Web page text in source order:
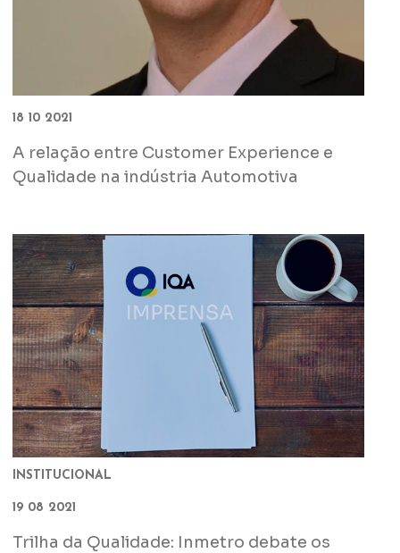
18 10 2021
A relação entre Customer Experience e
Qualidade na indústria Automotiva
INSTITUCIONAL
19 08 2021
Trilha da Qualidade: Inmetro debate os